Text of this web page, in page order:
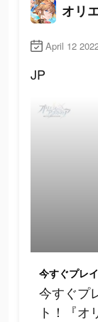
オリ
April 12
JP
今すぐプ
ト！『オ